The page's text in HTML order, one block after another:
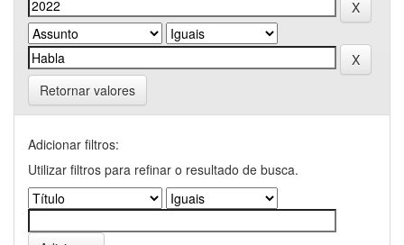
Retornar valores
Adicionar filtros:
Utilizar filtros para refinar o resultado de busca.